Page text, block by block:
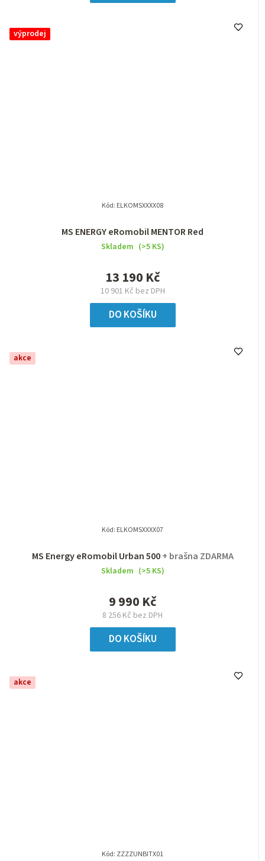
výprodej
MS ENERGY eRomobil MENTOR Red
Skladem (>5 KS)
10 901 Kč bez DPH
13 190 Kč
DO KOŠÍKU
Kód: ELKOMSXXXX08
akce
MS Energy eRomobil Urban 500+ brašna ZDARMA
Skladem (>5 KS)
8 256 Kč bez DPH
9 990 Kč
DO KOŠÍKU
Kód: ELKOMSXXXX07
akce
Kód: ZZZZUNBITX01